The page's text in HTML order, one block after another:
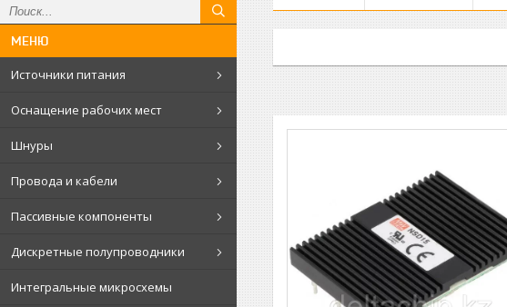
Источники питания
Оснащение рабочих мест
Шнуры
Провода и кабели
Пассивные компоненты
Дискретные полупроводники
Интегральные микросхемы